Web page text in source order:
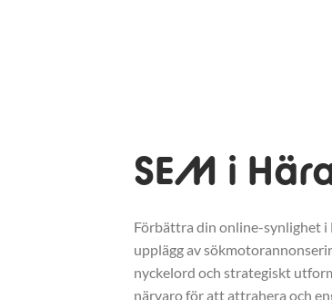
SEM i
Förbättra din online-synlighet i
upplägg av
nyckelord och strategiskt
närvaro för att attrahera och